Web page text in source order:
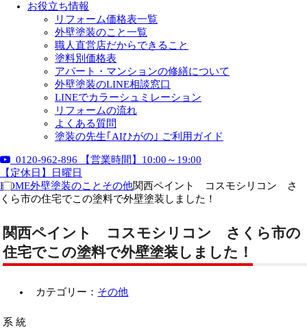
お役立ち情報
リフォーム価格表一覧
外壁塗装のこと一覧
職人直営店だからできること
塗料別価格表
アパート・マンションの修繕について
外壁塗装のLINE相談窓口
LINEでカラーシュミレーション
リフォームの流れ
よくある質問
塗装の先生｢AIひがの｣ ご利用ガイド
0120-962-896
【営業時間】10:00～19:00
【定休日】日曜日
HOME外壁塗装のこと その他関西ペイント コスモシリコン さ
くら市の住宅でこの塗料で外壁塗装しました！
関西ペイント コスモシリコン さくら市の
住宅でこの塗料で外壁塗装しました！
カテゴリー： その他
系 統